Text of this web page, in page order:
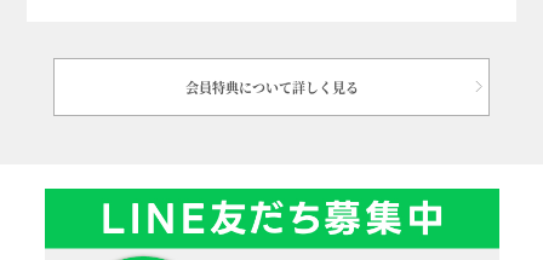
会員特典について詳しく見る